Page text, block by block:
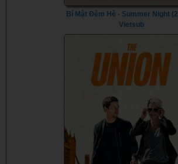
Bí Mật Đêm Hè - Summer Night
Vietsub